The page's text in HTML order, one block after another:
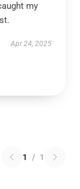
my
Apr 24, 2025
1 / 1